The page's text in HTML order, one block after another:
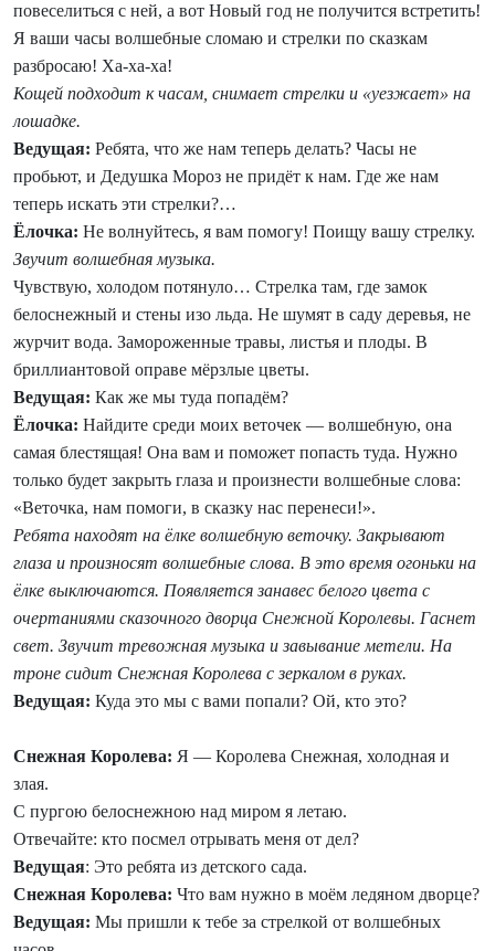
повеселиться с ней, а вот Новый год не получится встретить!
Я ваши часы волшебные сломаю и стрелки по сказкам
разбросаю! Ха-ха-ха!
Кощей подходит к часам, снимает стрелки и «уезжает» на
лошадке.
Ведущая: Ребята, что же нам теперь делать? Часы не
пробьют, и Дедушка Мороз не придёт к нам. Где же нам
теперь искать эти стрелки?…
Ёлочка: Не волнуйтесь, я вам помогу! Поищу вашу стрелку.
Звучит волшебная музыка.
Чувствую, холодом потянуло… Стрелка там, где замок
белоснежный и стены изо льда. Не шумят в саду деревья, не
журчит вода. Замороженные травы, листья и плоды. В
бриллиантовой оправе мёрзлые цветы.
Ведущая: Как же мы туда попадём?
Ёлочка: Найдите среди моих веточек — волшебную, она
самая блестящая! Она вам и поможет попасть туда. Нужно
только будет закрыть глаза и произнести волшебные слова:
«Веточка, нам помоги, в сказку нас перенеси!».
Ребята находят на ёлке волшебную веточку. Закрывают
глаза и произносят волшебные слова. В это время огоньки на
ёлке выключаются. Появляется занавес белого цвета с
очертаниями сказочного дворца Снежной Королевы. Гаснет
свет. Звучит тревожная музыка и завывание метели. На
троне сидит Снежная Королева с зеркалом в руках.
Ведущая: Куда это мы с вами попали? Ой, кто это?
Снежная Королева: Я — Королева Снежная, холодная и
злая.
С пургою белоснежною над миром я летаю.
Отвечайте: кто посмел отрывать меня от дел?
Ведущая: Это ребята из детского сада.
Снежная Королева: Что вам нужно в моём ледяном дворце?
Ведущая: Мы пришли к тебе за стрелкой от волшебных